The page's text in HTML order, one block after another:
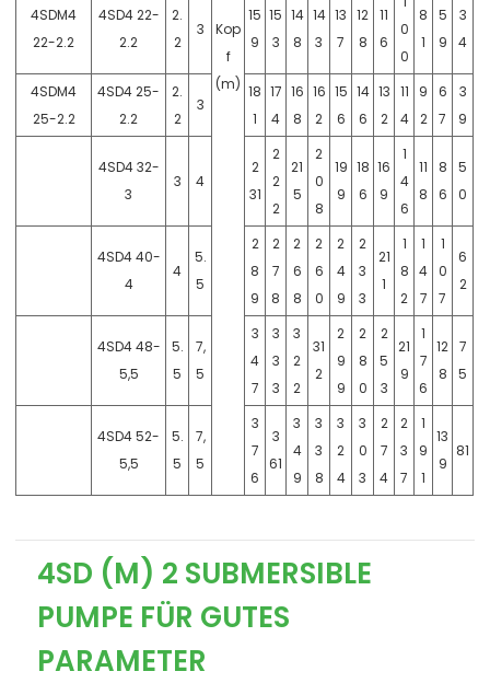
Kop
f
(m)
4SDM4
22-2.2
4SD4 22-
2.2
2.
2
3
15
9
15
3
14
8
14
3
13
7
12
8
11
6
0
0
8
1
5
9
3
4
4SDM4
25-2.2
4SD4 25-
2.2
2.
2
3
18
1
17
4
16
8
16
2
15
6
14
6
13
2
11
4
9
2
6
7
3
9
4SD4 32-
3
3 4
2
31
2
2
2
21
5
2
0
8
19
9
18
6
16
9
1
4
6
11
8
8
6
5
0
4SD4 40-
4
4
5.
5
2
8
9
2
7
8
2
6
8
2
6
0
2
4
9
2
3
3
21
1
1
8
2
1
4
7
1
0
7
6
2
4SD4 48-
5,5
5.
5
7,
5
3
4
7
3
3
3
3
2
2
31
2
2
9
9
2
8
0
2
5
3
21
9
1
7
6
12
8
7
5
4SD4 52-
5,5
5.
5
7,
5
3
7
6
3
61
3
4
9
3
3
8
3
2
4
3
0
3
2
7
4
2
3
7
1
9
1
13
9
81
4SD (M) 2 SUBMERSIBLE
PUMPE FÜR GUTES
PARAMETER